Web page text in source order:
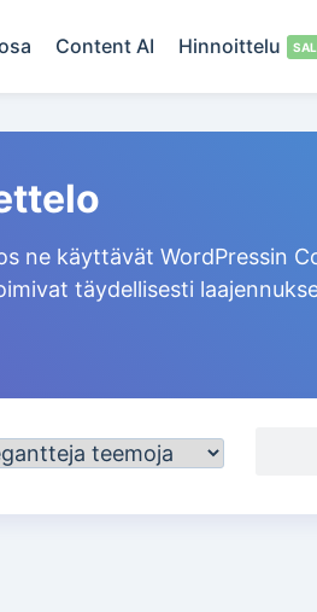
Content AI Hinnoittelu
ne käyttävät WordPressin
täydellisesti